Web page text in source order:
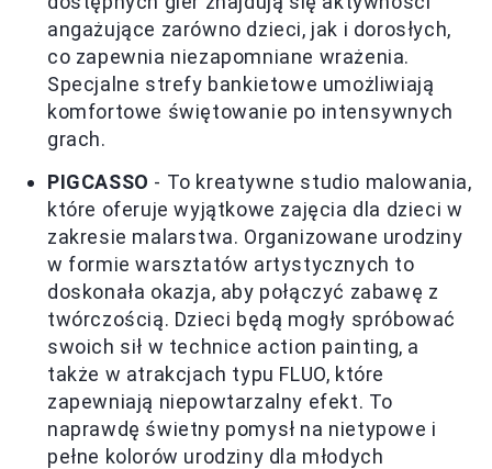
angażujące zarówno dzieci, jak i dorosłych,
co zapewnia niezapomniane wrażenia.
Specjalne strefy bankietowe umożliwiają
komfortowe świętowanie po intensywnych
grach.
PIGCASSO - To kreatywne studio malowania,
które oferuje wyjątkowe zajęcia dla dzieci w
zakresie malarstwa. Organizowane urodziny
w formie warsztatów artystycznych to
doskonała okazja, aby połączyć zabawę z
twórczością. Dzieci będą mogły spróbować
swoich sił w technice action painting, a
także w atrakcjach typu FLUO, które
zapewniają niepowtarzalny efekt. To
naprawdę świetny pomysł na nietypowe i
pełne kolorów urodziny dla młodych